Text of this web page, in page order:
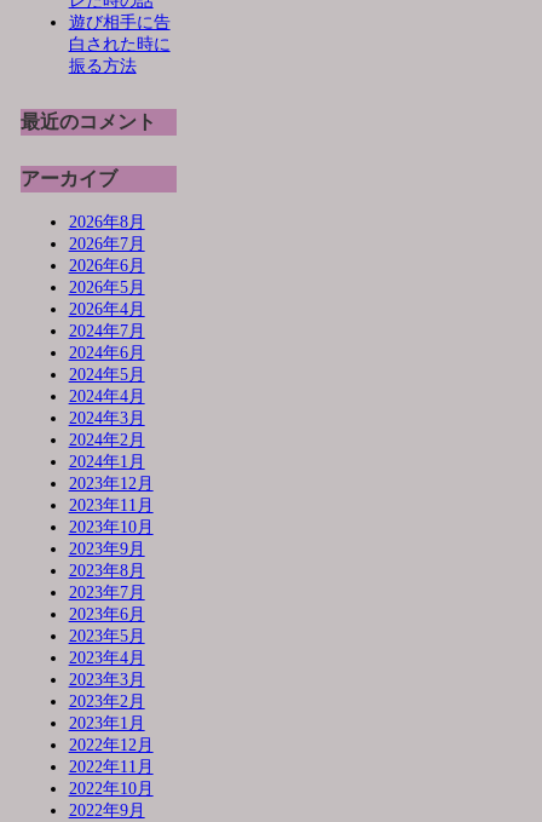
遊び相手に告
白された時に
振る方法
最近のコメント
アーカイブ
2026年8月
2026年7月
2026年6月
2026年5月
2026年4月
2024年7月
2024年6月
2024年5月
2024年4月
2024年3月
2024年2月
2024年1月
2023年12月
2023年11月
2023年10月
2023年9月
2023年8月
2023年7月
2023年6月
2023年5月
2023年4月
2023年3月
2023年2月
2023年1月
2022年12月
2022年11月
2022年10月
2022年9月